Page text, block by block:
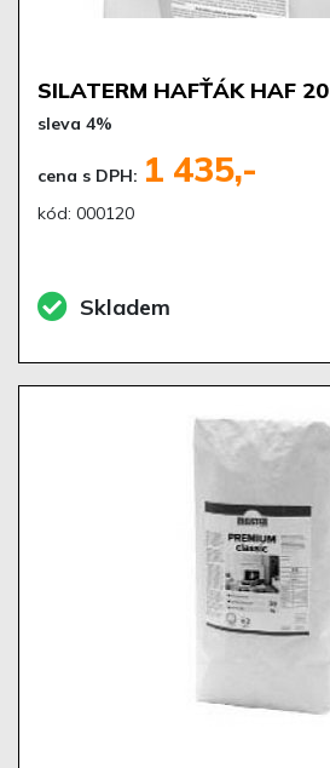
SILATERM HAFŤÁK HAF 20
sleva 4%
cena s DPH: 1 435,-
kód: 000120
Skladem